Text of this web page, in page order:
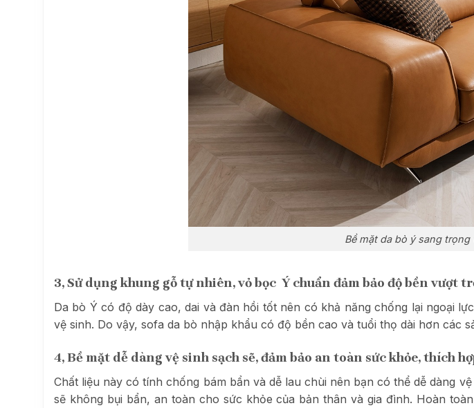
Bề mặt da bò ý sang
3, Sử dụng khung gỗ tự nhiên, vỏ bọc Ý chuẩn đảm bảo độ bền vượt
Da bò Ý có độ dày cao, dai và đàn hồi tốt nên có khả năng chống lại ngoại
vệ sinh. Do vậy, sofa da bò nhập khẩu có độ bền cao và tuổi thọ dài hơn các
4, Bề mặt dễ dàng vệ sinh sạch sẽ, đảm bảo an toàn sức khỏe, thích
Chất liệu này có tính chống bám bẩn và dễ lau chùi nên bạn có thể dễ dàng
sẽ không bụi bẩn, an toàn cho sức khỏe của bản thân và gia đình. Hoàn